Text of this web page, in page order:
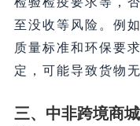
至没收等风险。例
质量标准和环保要
定，可能导致货物
三、中非跨境商